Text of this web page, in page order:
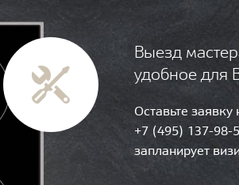
Выезд
удобное для
Оставьте
+7 (495) 137-98-
запланирует